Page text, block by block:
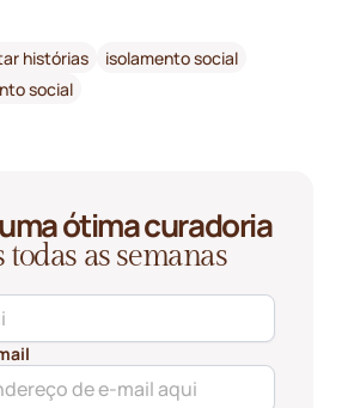
histórias
isolamento social
social
ótima curadoria
todas as semanas